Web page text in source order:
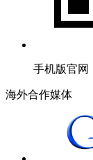
手机版官网
海外合作媒体